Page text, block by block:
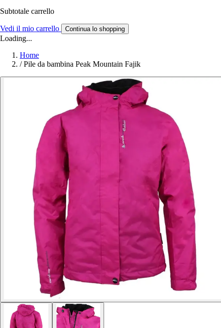
Subtotale carrello
Vedi il mio carrello Continua lo shopping
Loading...
Home
/ Pile da bambina Peak Mountain Fajik